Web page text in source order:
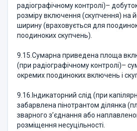
радіографіч­ному контролі)–
роз­міру включення (скупчення) на
ширину (враховується для
поодиноких скупчень).
9.15.Сумарна приведена площа
(при радіогра­фічному контролі)–
окремих поодиноких вклю­чень і
9.16.Індикаторний слід (при
забарвлена пінотрантом ділянка
зварного з’єднання або
розміщення несуцільності.